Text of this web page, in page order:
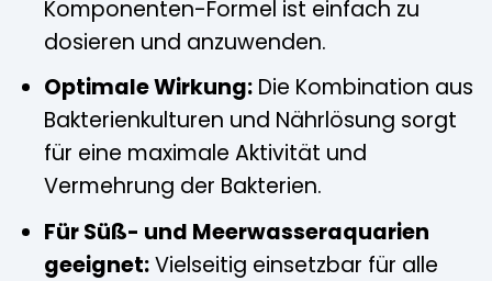
Komponenten-Formel ist einfach zu
dosieren und anzuwenden.
Optimale Wirkung:Die Kombination aus
Bakterienkulturen und Nährlösung sorgt
für eine maximale Aktivität und
Vermehrung der Bakterien.
Für Süß- und Meerwasseraquarien
geeignet:Vielseitig einsetzbar für alle